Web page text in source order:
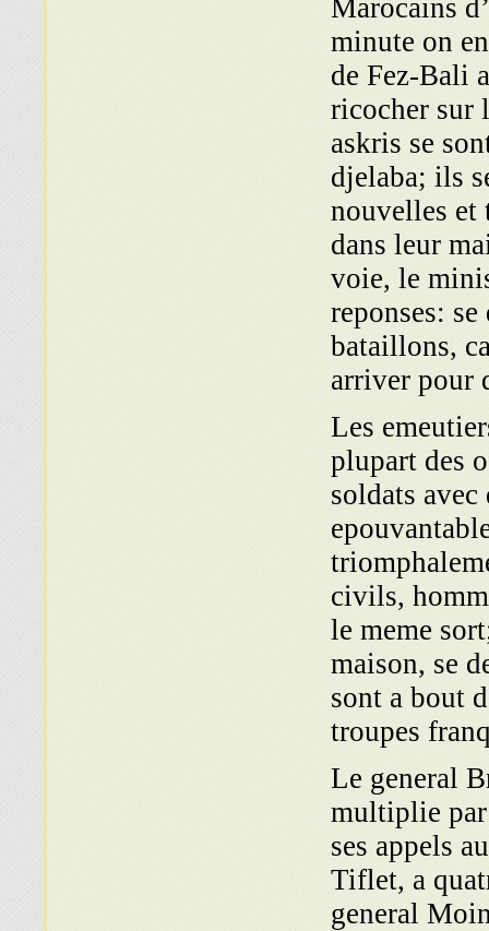
Marocains
minute on
de Fez-Bali
ricocher sur
askris se
djelaba; ils
nouvelles et
dans leur
voie, le
reponses:
bataillons,
arriver pour
Les
plupart des
soldats
civils,
le meme
maison, se
sont a bout
troupes
Le general
multiplie par
ses appels
Tiflet, a
general